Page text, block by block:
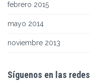
febrero 2015
mayo 2014
noviembre 2013
Síguenos en las redes